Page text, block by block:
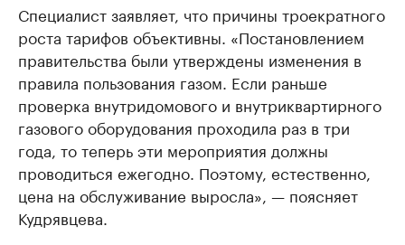
Специалист заявляет, что причины троекратного
роста тарифов объективны. «Постановлением
правительства были утверждены изменения в
правила пользования газом. Если раньше
проверка внутридомового и внутриквартирного
газового оборудования проходила раз в три
года, то теперь эти мероприятия должны
проводиться ежегодно. Поэтому, ​естественно,
цена на обслуживание выросла», — поясняет
Кудрявцева.